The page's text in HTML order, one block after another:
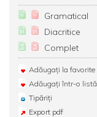
Gramatical
Diacritice
Complet
Adăugați la favorite
Adăugați într-o listă
Tipăriți
Export pdf